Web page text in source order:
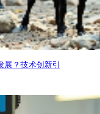
？技术创新引